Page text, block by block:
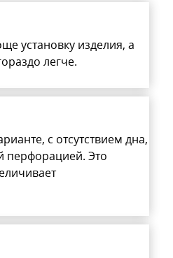
установку изделия, а
легче.
с отсутствием дна,
перфорацией. Это